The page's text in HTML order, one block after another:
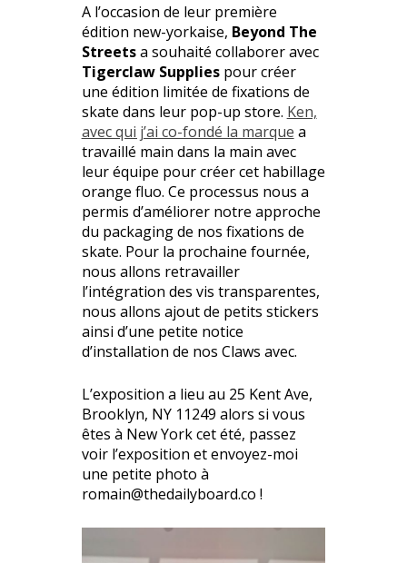
A l’occasion de leur première
édition new-yorkaise, Beyond The
Streetsa souhaité collaborer avec
Tigerclaw Suppliespour créer
une édition limitée de fixations de
skate dans leur pop-up store. Ken,
avec qui j’ai co-fondé la marque a
travaillé main dans la main avec
leur équipe pour créer cet habillage
orange fluo. Ce processus nous a
permis d’améliorer notre approche
du packaging de nos fixations de
skate. Pour la prochaine fournée,
nous allons retravailler
l’intégration des vis transparentes,
nous allons ajout de petits stickers
ainsi d’une petite notice
d’installation de nos Claws avec.
L’exposition a lieu au 25 Kent Ave,
Brooklyn, NY 11249 alors si vous
êtes à New York cet été, passez
voir l’exposition et envoyez-moi
une petite photo à
romain@thedailyboard.co !